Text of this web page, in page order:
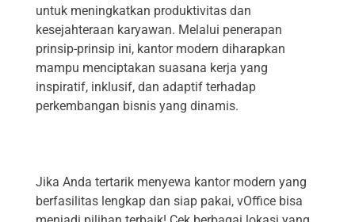
untuk meningkatkan produktivitas dan
kesejahteraan karyawan. Melalui penerapan
prinsip-prinsip ini, kantor modern diharapkan
mampu menciptakan suasana kerja yang
inspiratif, inklusif, dan adaptif terhadap
perkembangan bisnis yang dinamis.
Jika Anda tertarik menyewa kantor modern yang
berfasilitas lengkap dan siap pakai, vOffice bisa